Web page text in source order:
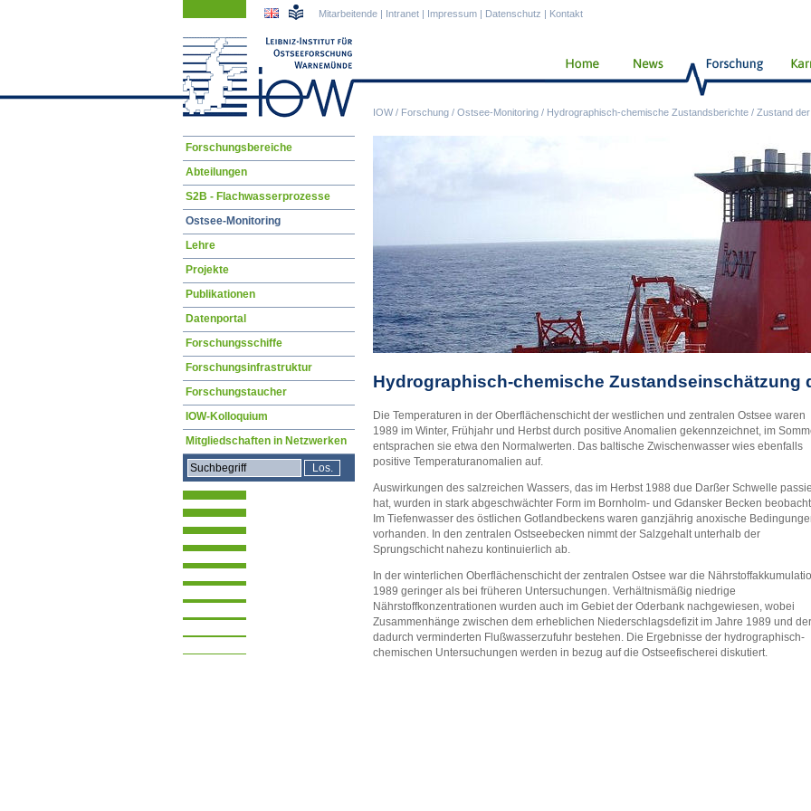
IOW/ Forschung / Ostsee-Monitoring / Hydrographisch-chemische Zustandsberichte / Zustand
Mitarbeitende | Intranet | Impressum | Datenschutz | Kontakt
Hydrographisch-chemische Zustandseinschätzung
Die Temperaturen in der Oberflächenschicht der westlichen und zentralen Ostsee waren
1989 im Winter, Frühjahr und Herbst durch positive Anomalien gekennzeichnet, im
entsprachen sie etwa den Normalwerten. Das baltische Zwischenwasser wies ebenfalls
positive Temperaturanomalien auf.
Auswirkungen des salzreichen Wassers, das im Herbst 1988 due Darßer Schwelle
hat, wurden in stark abgeschwächter Form im Bornholm- und Gdansker Becken
Im Tiefenwasser des östlichen Gotlandbeckens waren ganzjährig anoxische
vorhanden. In den zentralen Ostseebecken nimmt der Salzgehalt unterhalb der
Sprungschicht nahezu kontinuierlich ab.
In der winterlichen Oberflächenschicht der zentralen Ostsee war die
1989 geringer als bei früheren Untersuchungen. Verhältnismäßig niedrige
Nährstoffkonzentrationen wurden auch im Gebiet der Oderbank nachgewiesen, wobei
Zusammenhänge zwischen dem erheblichen Niederschlagsdefizit im Jahre 1989 und der
dadurch verminderten Flußwasserzufuhr bestehen. Die Ergebnisse der hydrographisch-
chemischen Untersuchungen werden in bezug auf die Ostseefischerei diskutiert.
Navigation
überspringen
Forschungsbereiche
Abteilungen
S2B - Flachwasserprozesse
Ostsee-Monitoring
Lehre
Projekte
Publikationen
Datenportal
Forschungsschiffe
Forschungsinfrastruktur
Forschungstaucher
IOW-Kolloquium
Mitgliedschaften in Netzwerken